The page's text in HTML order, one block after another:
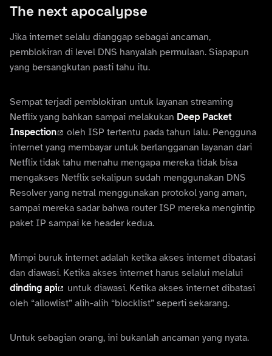
The next apocalypse
Jika internet selalu dianggap sebagai ancaman,
pemblokiran di level DNS hanyalah permulaan. Siapapun
yang bersangkutan pasti tahu itu.
Sempat terjadi pemblokiran untuk layanan streaming
Netflix yang bahkan sampai melakukan Deep Packet
Inspection
oleh ISP tertentu pada tahun lalu. Pengguna
internet yang membayar untuk berlangganan layanan dari
Netflix tidak tahu menahu mengapa mereka tidak bisa
mengakses Netflix sekalipun sudah menggunakan DNS
Resolver yang netral menggunakan protokol yang aman,
sampai mereka sadar bahwa router ISP mereka mengintip
paket IP sampai ke header kedua.
Mimpi buruk internet adalah ketika akses internet dibatasi
dan diawasi. Ketika akses internet harus selalui melalui
dinding api
untuk diawasi. Ketika akses internet dibatasi
oleh “allowlist” alih-alih “blocklist” seperti sekarang.
Untuk sebagian orang, ini bukanlah ancaman yang nyata.